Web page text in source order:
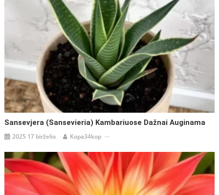
Sansevjera (Sansevieria) Kambariuose Dažnai Auginama
2025 17 birželio Kopa34kop